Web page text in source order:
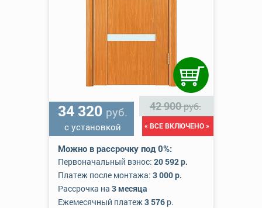
34 320 руб.
с установкой
42 900руб.
« ВСЕ ВКЛЮЧЕНО »
Можно в рассрочку под 0%:
Первоначальный взнос: 20 592 р.
Платеж после монтажа: 3 000 р.
Рассрочка на 3 месяца
Ежемесячный платеж3 576р.